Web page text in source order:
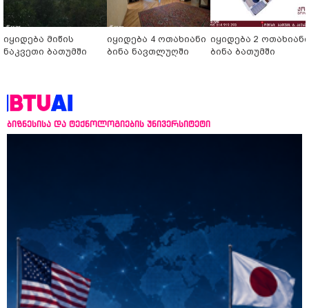
იყიდება მიწის
ნაკვეთი ბათუმში
იყიდება 4 ოთახიანი
ბინა ნავთლუღში
იყიდება 2 ოთახიანი
ბინა ბათუმში
ბიზნესისა და ტექნოლოგიების უნივერსიტეტი